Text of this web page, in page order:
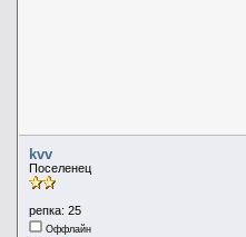
kvv
Поселенец
репка: 25
Оффлайн